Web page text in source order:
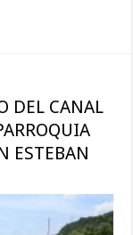
DEL CANAL
ESTEBAN